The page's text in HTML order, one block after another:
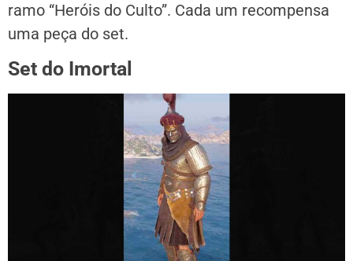
ramo “Heróis do Culto”. Cada um recompensa
uma peça do set.
Set do Imortal